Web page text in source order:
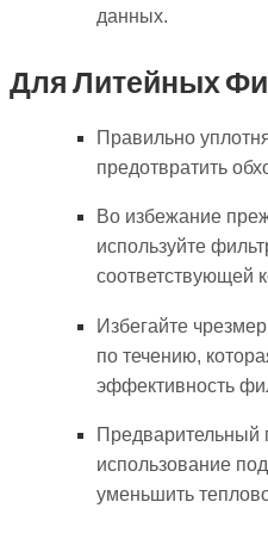
данных.
Для Литейных
Правильно
предотвратить
Во избежание
используйте
соответствующей
Избегайте
по течению,
эффективность
Предварительный
использование
уменьшить